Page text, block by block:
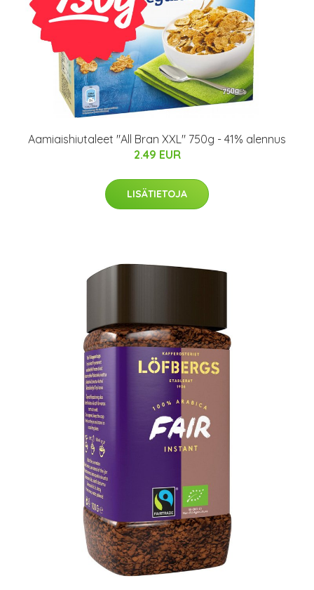
Aamiaishiutaleet "All Bran XXL" 750g - 41% alennus
2.49 EUR
LISÄTIETOJA